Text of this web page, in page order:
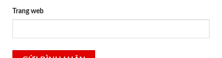
Trang web